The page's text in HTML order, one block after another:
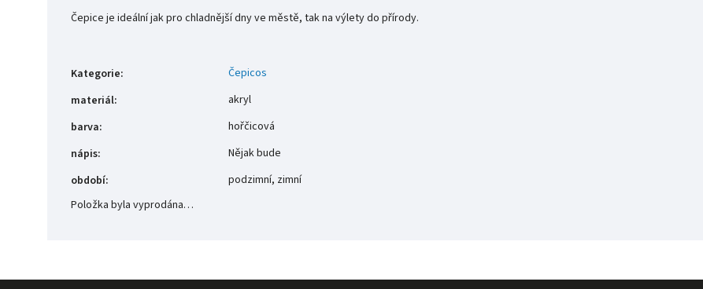
Čepice je ideální jak pro chladnější dny ve městě, tak na výlety do přírody.
Kategorie:
Čepicos
materiál:
akryl
barva:
hořčicová
nápis:
Nějak bude
období:
podzimní, zimní
Položka byla vyprodána…